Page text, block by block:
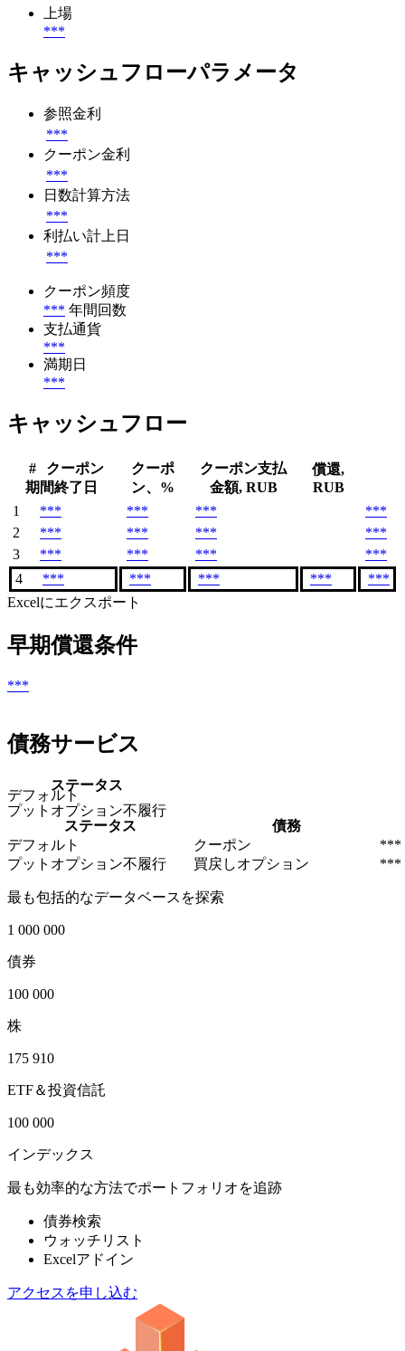
上場
***
キャッシュフローパラメータ
参照金利
***
クーポン金利
***
日数計算方法
***
利払い計上日
***
クーポン頻度
*** 年間回数
支払通貨
***
満期日
***
キャッシュフロー
#
クーポン
期間終了日
クーポ
ン、%
クーポン支払
金額, RUB
償還,
RUB
1
*** *** ***
***
2
*** *** ***
***
3
*** *** ***
***
4
*** *** *** ***
***
Excelにエクスポート
早期償還条件
***
債務サービス
ステータス
デフォルト
プットオプション不履行
ステータス
債務
デフォルト
クーポン
***
プットオプション不履行
買戻しオプション ***
最も包括的なデータベースを探索
1 000 000
債券
100 000
株
175 910
ETF＆投資信託
100 000
インデックス
最も効率的な方法でポートフォリオを追跡
債券検索
ウォッチリスト
Excelアドイン
アクセスを申し込む